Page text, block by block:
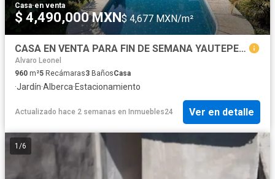
Casa·en venta
$ 4,490,000 MXN $ 4,677 MXN/m²
CASA EN VENTA PARA FIN DE SEMANA YAUTEPEC MORELOS
Alvaro Leonel
960 m²5 Recámaras3 BañosCasa
·Jardín·Alberca·Estacionamiento
Actualizado hace 2 semanas en Inmuebles24 Ver en detalle
1 /6